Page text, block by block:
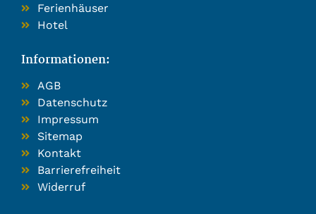
Ferienhäuser
Hotel
Informationen:
AGB
Datenschutz
Impressum
Sitemap
Kontakt
Barrierefreiheit
Widerruf